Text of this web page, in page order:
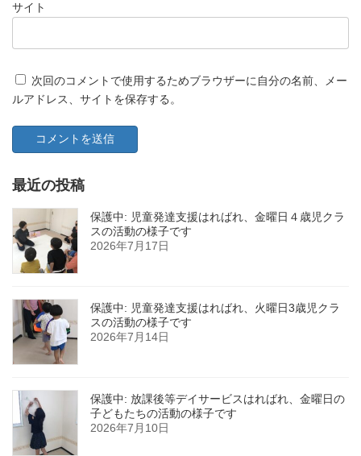
サイト
次回のコメントで使用するためブラウザーに自分の名前、メー
ルアドレス、サイトを保存する。
最近の投稿
保護中: 児童発達支援はればれ、金曜日４歳児クラ
スの活動の様子です
2026年7月17日
保護中: 児童発達支援はればれ、火曜日3歳児クラ
スの活動の様子です
2026年7月14日
保護中: 放課後等デイサービスはればれ、金曜日の
子どもたちの活動の様子です
2026年7月10日